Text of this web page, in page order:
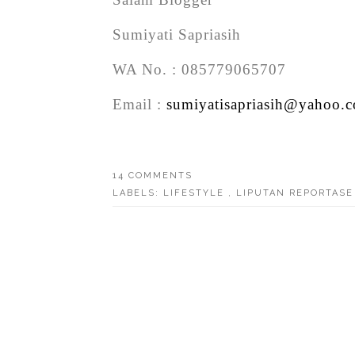
Sumiyati Sapriasih
WA No. : 085779065707
Email :
14 COMMENTS
LABELS: LIFESTYLE , LIPUTAN REPORTASE